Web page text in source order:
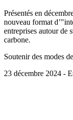
Présentés en
nouveau format
entreprises autour de
carbone.
Soutenir des modes
23 décembre 2024 -